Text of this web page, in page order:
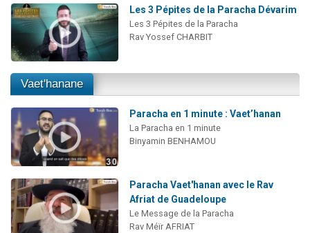
Les 3 Pépites de la Paracha Dévarim
Les 3 Pépites de la Paracha
Rav Yossef CHARBIT
Vaet'hanane
Paracha en 1 minute : Vaet’hanan
La Paracha en 1 minute
Binyamin BENHAMOU
Paracha Vaet'hanan avec le Rav
Afriat de Guadeloupe
Le Message de la Paracha
Rav Méïr AFRIAT